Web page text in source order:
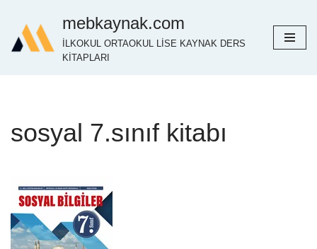
İçeriğe
geç
mebkaynak.com
İLKOKUL ORTAOKUL LİSE KAYNAK DERS
KİTAPLARI
sosyal 7.sınıf kitabı